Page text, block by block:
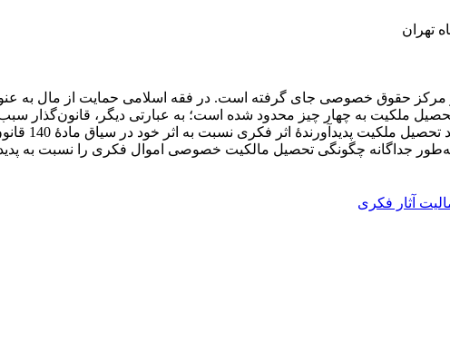
تهران
حقوق خصوصی جای گرفته است. در فقه اسلامی حمایت از مال به
در مادۀ 140 قانون مدنی، فرآیند تحصیل ملکیت به چهار چیز محدود شده است؛ به عبارتی
این اسباب
جداگانه چگونگی تحصیل مالکیت خصوصی اموال فکری را نسبت به
آثار فکری